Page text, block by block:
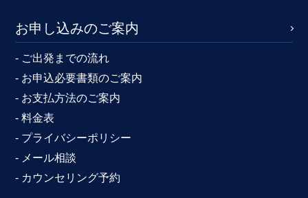
お申し込みのご案内
- ご出発までの流れ
- お申込必要書類のご案内
- お支払方法のご案内
- 料金表
- プライバシーポリシー
- メール相談
- カウンセリング予約